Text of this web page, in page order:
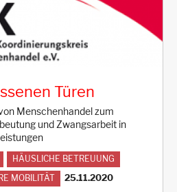
Türen
Menschenhandel zum
und Zwangsarbeit in
HÄUSLICHE BETREUUNG
MOBILITÄT 25.11.2020